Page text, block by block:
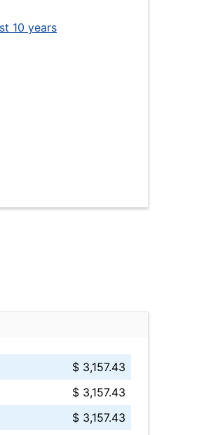
10 years
$ 3,157.43
$ 3,157.43
$ 3,157.43